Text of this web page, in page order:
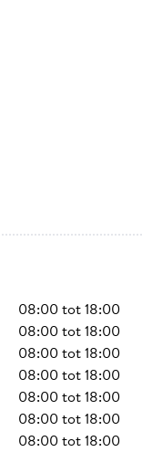
08:00tot18:00
08:00tot18:00
08:00tot18:00
08:00tot18:00
08:00tot18:00
08:00tot18:00
08:00tot18:00